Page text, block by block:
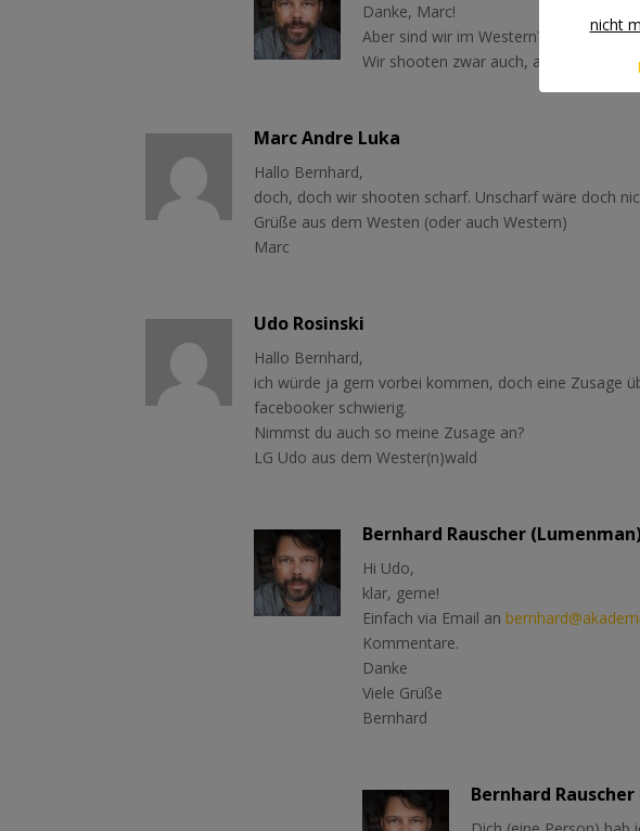
Danke, Marc!
Aber sind wir im Western? 😉
Wir shooten zwar auch, aber nicht
Marc Andre Luka
Hallo Bernhard,
doch, doch wir shooten scharf. Unscharf wäre doch
Grüße aus dem Westen (oder auch Western)
Marc
Udo Rosinski
Hallo Bernhard,
ich würde ja gern vorbei kommen, doch eine Zusage
facebooker schwierig.
Nimmst du auch so meine Zusage an?
LG Udo aus dem Wester(n)wald
Bernhard Rauscher
Hi Udo,
klar, gerne!
Einfach via Email an
Kommentare.
Danke
Viele Grüße
Bernhard
Bernhard
nicht